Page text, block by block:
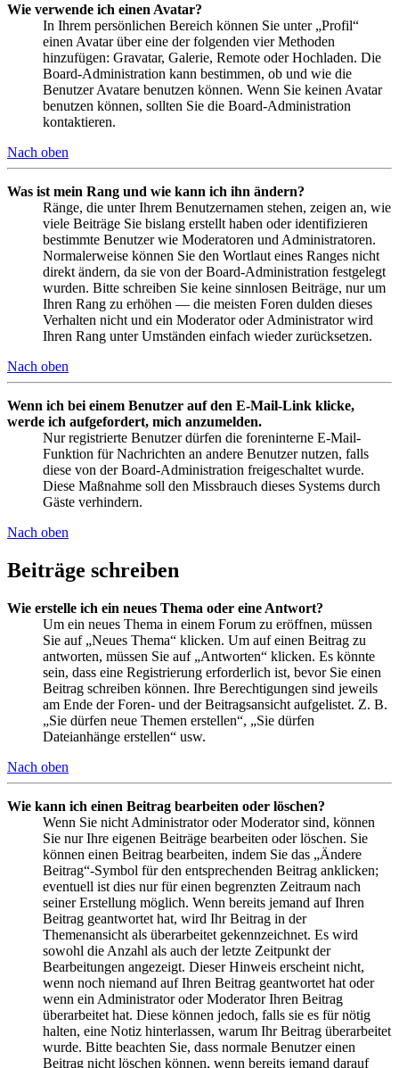
Wie verwende ich einen Avatar?
In Ihrem persönlichen Bereich können Sie unter „Profil“
einen Avatar über eine der folgenden vier Methoden
hinzufügen: Gravatar, Galerie, Remote oder Hochladen. Die
Board-Administration kann bestimmen, ob und wie die
Benutzer Avatare benutzen können. Wenn Sie keinen Avatar
benutzen können, sollten Sie die Board-Administration
kontaktieren.
Nach oben
Was ist mein Rang und wie kann ich ihn ändern?
Ränge, die unter Ihrem Benutzernamen stehen, zeigen an, wie
viele Beiträge Sie bislang erstellt haben oder identifizieren
bestimmte Benutzer wie Moderatoren und Administratoren.
Normalerweise können Sie den Wortlaut eines Ranges nicht
direkt ändern, da sie von der Board-Administration festgelegt
wurden. Bitte schreiben Sie keine sinnlosen Beiträge, nur um
Ihren Rang zu erhöhen — die meisten Foren dulden dieses
Verhalten nicht und ein Moderator oder Administrator wird
Ihren Rang unter Umständen einfach wieder zurücksetzen.
Nach oben
Wenn ich bei einem Benutzer auf den E-Mail-Link klicke,
werde ich aufgefordert, mich anzumelden.
Nur registrierte Benutzer dürfen die foreninterne E-Mail-
Funktion für Nachrichten an andere Benutzer nutzen, falls
diese von der Board-Administration freigeschaltet wurde.
Diese Maßnahme soll den Missbrauch dieses Systems durch
Gäste verhindern.
Nach oben
Beiträge schreiben
Wie erstelle ich ein neues Thema oder eine Antwort?
Um ein neues Thema in einem Forum zu eröffnen, müssen
Sie auf „Neues Thema“ klicken. Um auf einen Beitrag zu
antworten, müssen Sie auf „Antworten“ klicken. Es könnte
sein, dass eine Registrierung erforderlich ist, bevor Sie einen
Beitrag schreiben können. Ihre Berechtigungen sind jeweils
am Ende der Foren- und der Beitragsansicht aufgelistet. Z. B.
„Sie dürfen neue Themen erstellen“, „Sie dürfen
Dateianhänge erstellen“ usw.
Nach oben
Wie kann ich einen Beitrag bearbeiten oder löschen?
Wenn Sie nicht Administrator oder Moderator sind, können
Sie nur Ihre eigenen Beiträge bearbeiten oder löschen. Sie
können einen Beitrag bearbeiten, indem Sie das „Ändere
Beitrag“-Symbol für den entsprechenden Beitrag anklicken;
eventuell ist dies nur für einen begrenzten Zeitraum nach
seiner Erstellung möglich. Wenn bereits jemand auf Ihren
Beitrag geantwortet hat, wird Ihr Beitrag in der
Themenansicht als überarbeitet gekennzeichnet. Es wird
sowohl die Anzahl als auch der letzte Zeitpunkt der
Bearbeitungen angezeigt. Dieser Hinweis erscheint nicht,
wenn noch niemand auf Ihren Beitrag geantwortet hat oder
wenn ein Administrator oder Moderator Ihren Beitrag
überarbeitet hat. Diese können jedoch, falls sie es für nötig
halten, eine Notiz hinterlassen, warum Ihr Beitrag überarbeitet
wurde. Bitte beachten Sie, dass normale Benutzer einen
Beitrag nicht löschen können, wenn bereits jemand darauf